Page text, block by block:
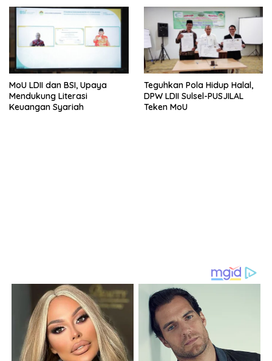
MoU LDII dan BSI, Upaya
Mendukung Literasi
Keuangan Syariah
Teguhkan Pola Hidup Halal,
DPW LDII Sulsel-PUSJILAL
Teken MoU